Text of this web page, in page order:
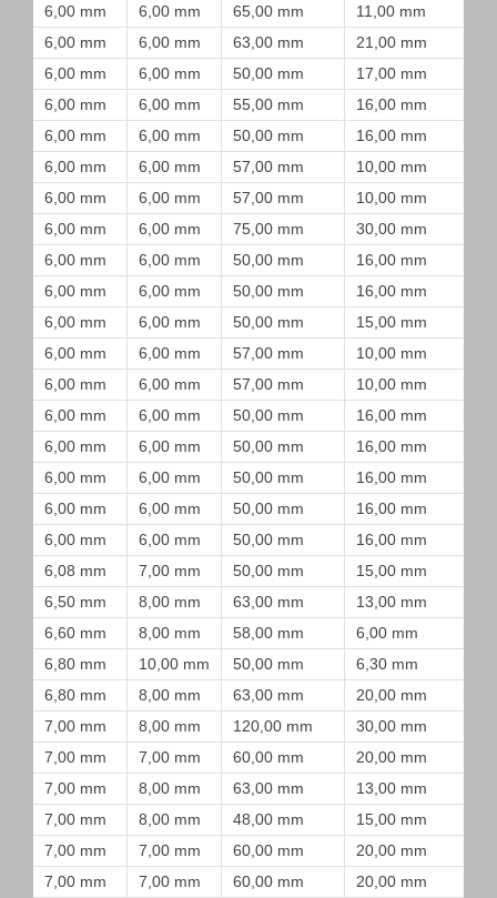
6,00 mm
6,00 mm 65,00 mm
11,00 mm
6,00 mm
6,00 mm 63,00 mm
21,00 mm
6,00 mm
6,00 mm 50,00 mm
17,00 mm
6,00 mm
6,00 mm 55,00 mm
16,00 mm
6,00 mm
6,00 mm 50,00 mm
16,00 mm
6,00 mm
6,00 mm 57,00 mm
10,00 mm
6,00 mm
6,00 mm 57,00 mm
10,00 mm
6,00 mm
6,00 mm 75,00 mm
30,00 mm
6,00 mm
6,00 mm 50,00 mm
16,00 mm
6,00 mm
6,00 mm 50,00 mm
16,00 mm
6,00 mm
6,00 mm 50,00 mm
15,00 mm
6,00 mm
6,00 mm 57,00 mm
10,00 mm
6,00 mm
6,00 mm 57,00 mm
10,00 mm
6,00 mm
6,00 mm 50,00 mm
16,00 mm
6,00 mm
6,00 mm 50,00 mm
16,00 mm
6,00 mm
6,00 mm 50,00 mm
16,00 mm
6,00 mm
6,00 mm 50,00 mm
16,00 mm
6,00 mm
6,00 mm 50,00 mm
16,00 mm
6,08 mm
7,00 mm 50,00 mm
15,00 mm
6,50 mm
8,00 mm 63,00 mm
13,00 mm
6,60 mm
8,00 mm 58,00 mm
6,00 mm
6,80 mm
10,00 mm 50,00 mm
6,30 mm
6,80 mm
8,00 mm 63,00 mm
20,00 mm
7,00 mm
8,00 mm 120,00 mm
30,00 mm
7,00 mm
7,00 mm 60,00 mm
20,00 mm
7,00 mm
8,00 mm 63,00 mm
13,00 mm
7,00 mm
8,00 mm 48,00 mm
15,00 mm
7,00 mm
7,00 mm 60,00 mm
20,00 mm
7,00 mm
7,00 mm 60,00 mm 20,00 mm